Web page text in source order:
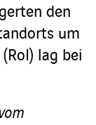
den
um
lag bei